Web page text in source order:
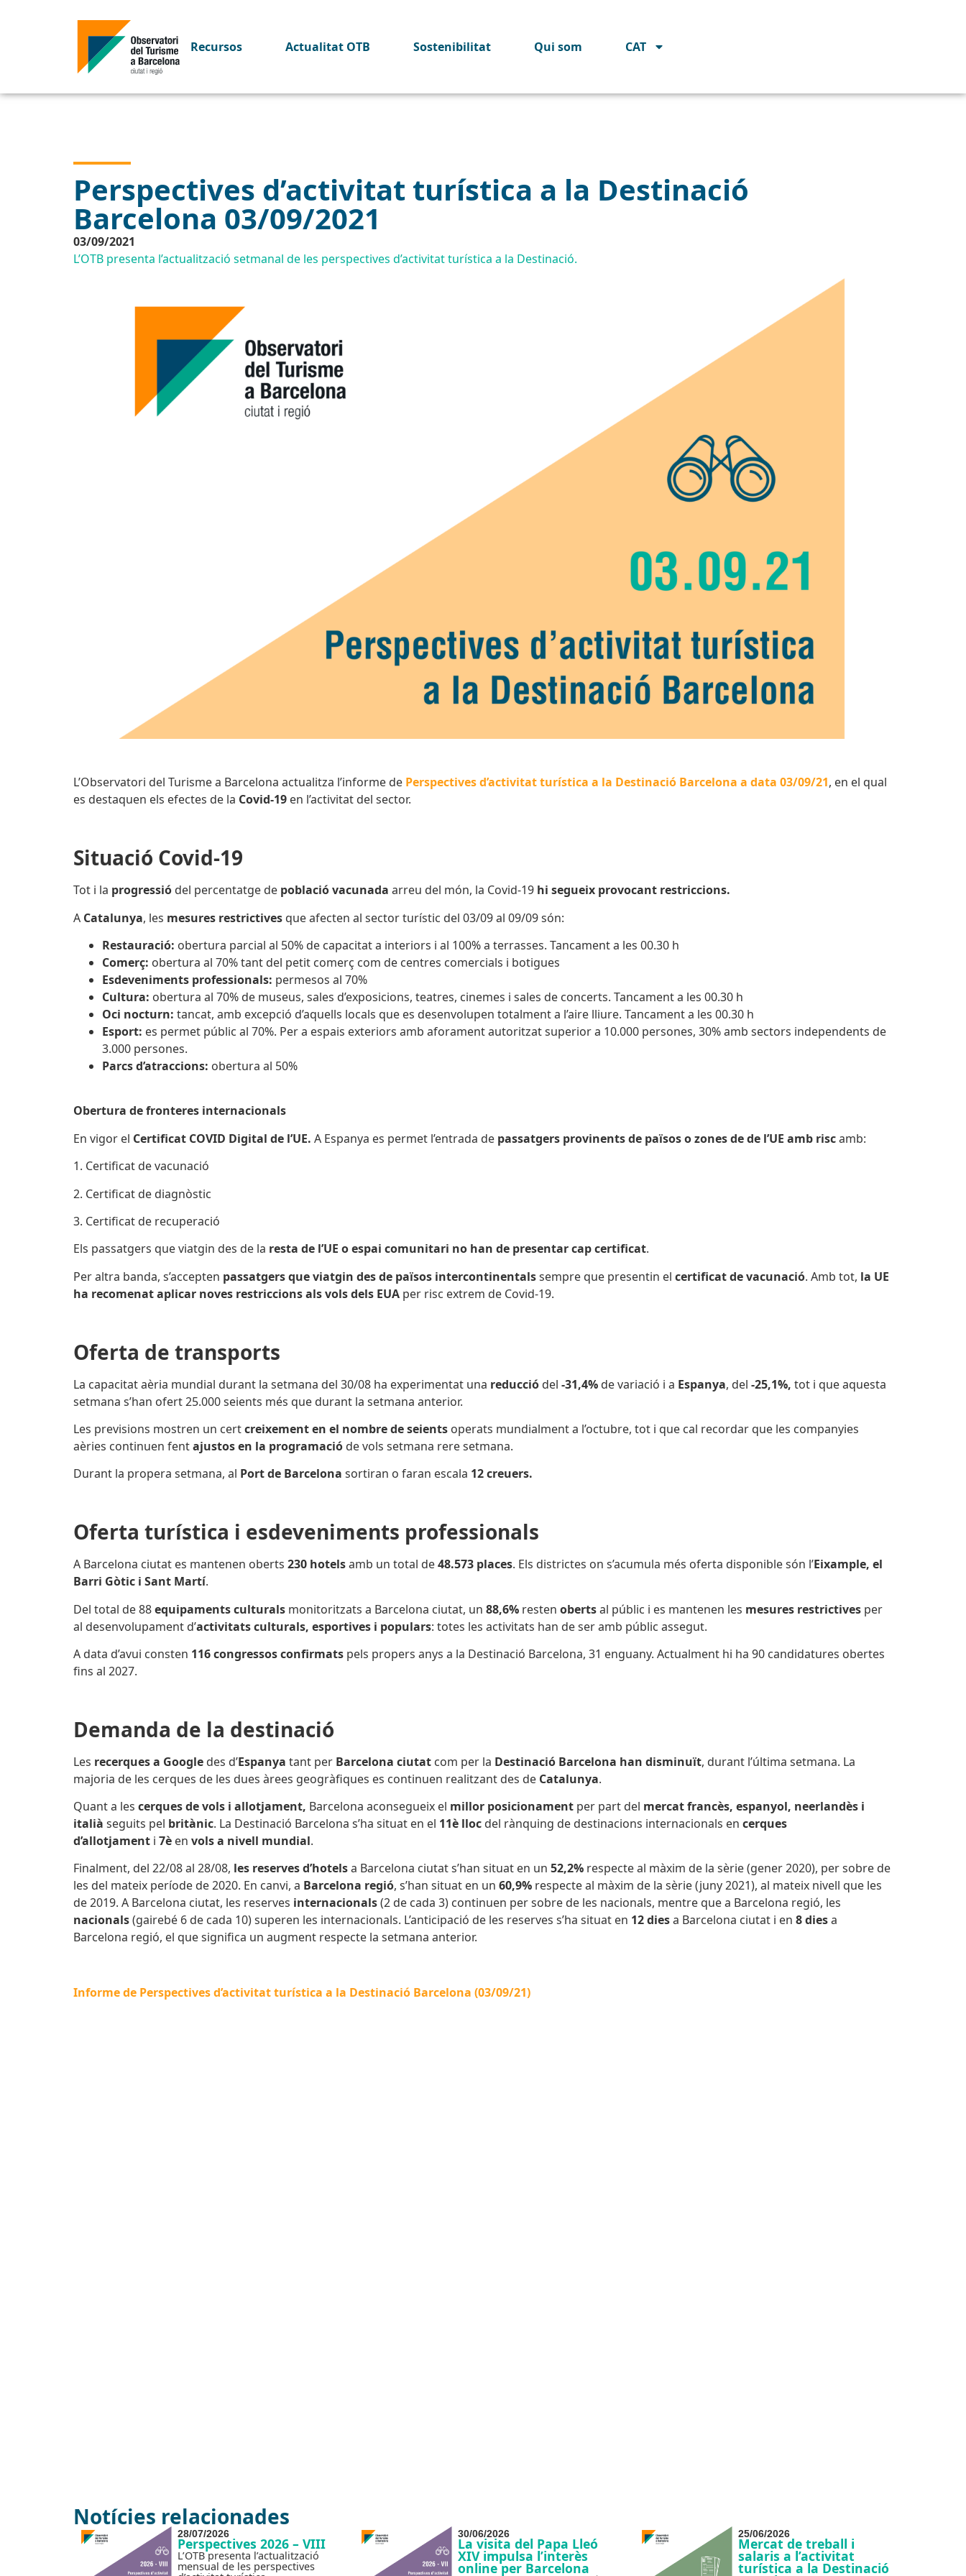
Recursos Actualitat OTB Sostenibilitat Qui som CAT
Perspectives d’activitat turística a la Destinació
Barcelona 03/09/2021
03/09/2021
L’OTB presenta l’actualització setmanal de les perspectives d’activitat turística a la Destinació.
L’Observatori del Turisme a Barcelona actualitza l’informe de Perspectives d’activitat turística a la Destinació Barcelona a data 03/09/21, en el qual
es destaquen els efectes de la Covid-19 en l’activitat del sector.
Situació Covid-19
Tot i la progressió del percentatge de població vacunada arreu del món, la Covid-19 hi segueix provocant restriccions.
A Catalunya, les mesures restrictives que afecten al sector turístic del 03/09 al 09/09 són:
Restauració: obertura parcial al 50% de capacitat a interiors i al 100% a terrasses. Tancament a les 00.30 h
Comerç: obertura al 70% tant del petit comerç com de centres comercials i botigues
Esdeveniments professionals: permesos al 70%
Cultura: obertura al 70% de museus, sales d’exposicions, teatres, cinemes i sales de concerts. Tancament a les 00.30 h
Oci nocturn: tancat, amb excepció d’aquells locals que es desenvolupen totalment a l’aire lliure. Tancament a les 00.30 h
Esport: es permet públic al 70%. Per a espais exteriors amb aforament autoritzat superior a 10.000 persones, 30% amb sectors independents de
3.000 persones.
Parcs d’atraccions: obertura al 50%
Obertura de fronteres internacionals
En vigor el Certificat COVID Digital de l’UE. A Espanya es permet l’entrada de passatgers provinents de països o zones de de l’UE amb riscamb:
1. Certificat de vacunació
2. Certificat de diagnòstic
3. Certificat de recuperació
Els passatgers que viatgin des de la resta de l’UE o espai comunitari no han de presentar cap certificat.
Per altra banda, s’accepten passatgers que viatgin des de països intercontinentalssempre que presentin el certificat de vacunació. Amb tot, la UE
ha recomenat aplicar noves restriccions als vols dels EUA per risc extrem de Covid-19.
Oferta de transports
La capacitat aèria mundial durant la setmana del 30/08 ha experimentat una reducció del -31,4% de variació i a Espanya, del -25,1%, tot i que aquesta
setmana s’han ofert 25.000 seients més que durant la setmana anterior.
Les previsions mostren un certcreixement en el nombre de seients operats mundialment a l’octubre, tot i que cal recordar que les companyies
aèries continuen fentajustos en la programació de vols setmana rere setmana.
Durant la propera setmana, al Port de Barcelona sortiran o faran escala 12 creuers.
Oferta turística i esdeveniments professionals
A Barcelona ciutat es mantenen oberts 230 hotelsamb un total de48.573 places. Els districtes on s’acumula més oferta disponible són l’Eixample, el
Barri Gòtic i Sant Martí.
Del total de 88equipaments culturals monitoritzats a Barcelona ciutat, un 88,6% resten obertsal públic i es mantenen les mesures restrictives per
al desenvolupament d’activitats culturals, esportives i populars: totes les activitats han de ser amb públic assegut.
A data d’avui consten 116 congressos confirmats pels propers anys a la Destinació Barcelona, 31 enguany. Actualment hi ha 90 candidatures obertes
fins al 2027.
Demanda de la destinació
Les recerques a Google des d’Espanya tant per Barcelona ciutat com per la Destinació Barcelona han disminuït, durant l’última setmana. La
majoria de les cerques de les dues àrees geogràfiques es continuen realitzant des de Catalunya.
Quant a les cerques de vols i allotjament, Barcelona aconsegueix el millor posicionament per part del mercat francès, espanyol, neerlandès i
italià seguits pel britànic. La Destinació Barcelona s’ha situat en el 11è lloc del rànquing de destinacions internacionals en cerques
d’allotjament i 7è en vols a nivell mundial.
Finalment, del 22/08 al 28/08, les reserves d’hotelsa Barcelona ciutat s’han situat en un 52,2% respecte al màxim de la sèrie (gener 2020), per sobre de
les del mateix període de 2020. En canvi, a Barcelona regió, s’han situat en un 60,9% respecte al màxim de la sèrie (juny 2021), al mateix nivell que les
de 2019. A Barcelona ciutat, les reserves internacionals(2 de cada 3) continuen per sobre de les nacionals, mentre que a Barcelona regió, les
nacionals(gairebé 6 de cada 10) superen les internacionals. L’anticipació de les reserves s’ha situat en 12 diesa Barcelona ciutat i en 8 diesa
Barcelona regió, el que significa un augment respecte la setmana anterior.
Informe de Perspectives d’activitat turística a la Destinació Barcelona (03/09/21)
Notícies relacionades
28/07/2026
Perspectives 2026 – VIII
L’OTB presenta l’actualització
mensual de les perspectives
30/06/2026
La visita del Papa Lleó
XIV impulsa l’interès
online per Barcelona
25/06/2026
Mercat de treball i
salaris a l’activitat
turística a la Destinació